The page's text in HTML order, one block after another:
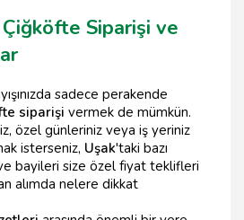
Siparişi ve
sadece perakende
siparişi vermek de mümkün.
özel günleriniz veya iş yeriniz
isterseniz, Uşak'taki bazı
bayileri size özel fiyat teklifleri
alımda nelere dikkat